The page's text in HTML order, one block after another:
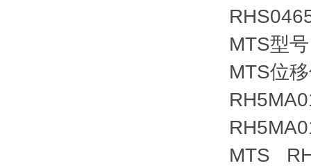
MTS型号
MTS位
MTS